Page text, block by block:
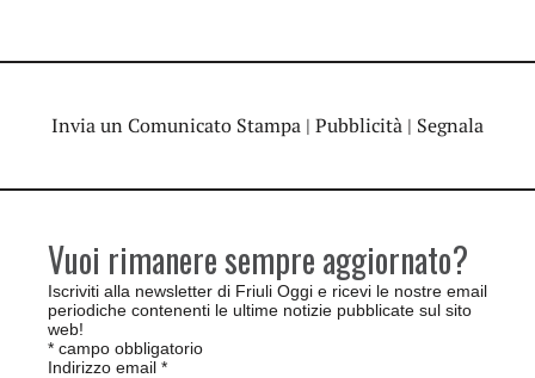
Invia un Comunicato Stampa | Pubblicità | Segnala
Vuoi rimanere sempre aggiornato?
Iscriviti alla newsletter di Friuli Oggi e ricevi le nostre email
periodiche contenenti le ultime notizie pubblicate sul sito
web!
* campo obbligatorio
Indirizzo email *